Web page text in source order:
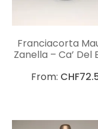
Franciacorta
Zanella – Ca’ Del
From: CHF